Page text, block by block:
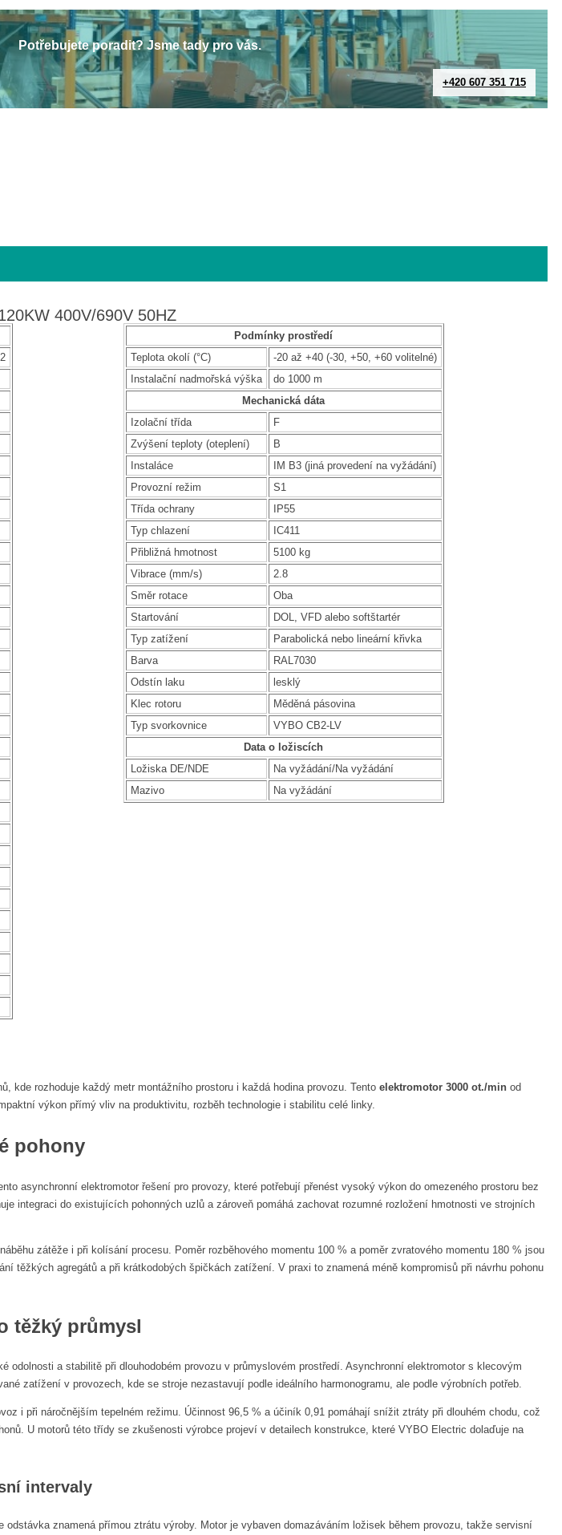
Potřebujete poradit? Jsme tady pro vás.
+420 607 351 715
400V/690V 50HZ
Podmínky prostředí
Teplota okolí (°C)
-20 až +40 (-30, +50, +60 volitelné)
Instalační nadmořská výška
do 1000 m
Mechanická dáta
Izolační třída
F
Zvýšení teploty (oteplení)
B
Instaláce
IM B3 (jiná provedení na vyžádání)
Provozní režim
S1
Třída ochrany
IP55
Typ chlazení
IC411
Přibližná hmotnost
5100 kg
Vibrace (mm/s)
2.8
Směr rotace
Oba
Startování
DOL, VFD alebo softštartér
Typ zatížení
Parabolická nebo lineární křivka
Barva
RAL7030
Odstín laku
lesklý
Klec rotoru
Měděná pásovina
Typ svorkovnice
VYBO CB2-LV
Data o ložiscích
Ložiska DE/NDE
Na vyžádání/Na vyžádání
Mazivo
Na vyžádání
kde rozhoduje každý metr montážního prostoru i každá hodina provozu. Tento elektromotor 3000 ot./min od
výkon přímý vliv na produktivitu, rozběh technologie i stabilitu celé linky.
pohony
asynchronní elektromotor řešení pro provozy, které potřebují přenést vysoký výkon do omezeného prostoru bez
integraci do existujících pohonných uzlů a zároveň pomáhá zachovat rozumné rozložení hmotnosti ve strojních
zátěže i při kolísání procesu. Poměr rozběhového momentu 100 % a poměr zvratového momentu 180 % jsou
těžkých agregátů a při krátkodobých špičkách zatížení. V praxi to znamená méně kompromisů při návrhu pohonu
těžký průmysl
odolnosti a stabilitě při dlouhodobém provozu v průmyslovém prostředí. Asynchronní elektromotor s klecovým
zatížení v provozech, kde se stroje nezastavují podle ideálního harmonogramu, ale podle výrobních potřeb.
i při náročnějším tepelném režimu. Účinnost 96,5 % a účiník 0,91 pomáhají snížit ztráty při dlouhém chodu, což
U motorů této třídy se zkušenosti výrobce projeví v detailech konstrukce, které VYBO Electric dolaďuje na
intervaly
odstávka znamená přímou ztrátu výroby. Motor je vybaven domazáváním ložisek během provozu, takže servisní